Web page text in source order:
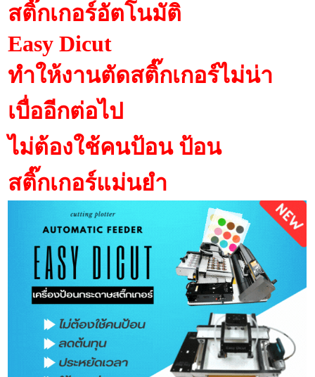
สติ๊กเกอร์อัตโนมัติ
Easy Dicut
ทำให้งานตัดสติ๊กเกอร์ไม่น่า
เบื่ออีกต่อไป
ไม่ต้องใช้คนป้อน ป้อน
สติ๊กเกอร์แม่นยำ